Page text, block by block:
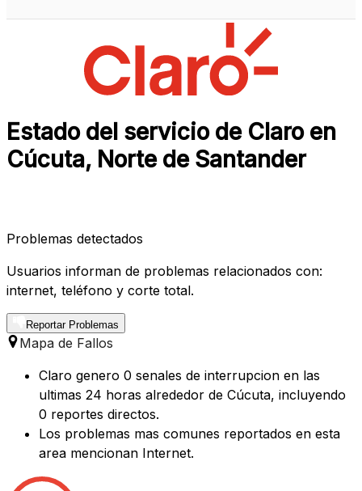
Estado del servicio de Claro en
Cúcuta, Norte de Santander
Problemas detectados
Usuarios informan de problemas relacionados con:
internet, teléfono y corte total.
Reportar Problemas
Mapa de Fallos
Claro genero 0 senales de interrupcion en las
ultimas 24 horas alrededor de Cúcuta, incluyendo
0 reportes directos.
Los problemas mas comunes reportados en esta
area mencionan Internet.